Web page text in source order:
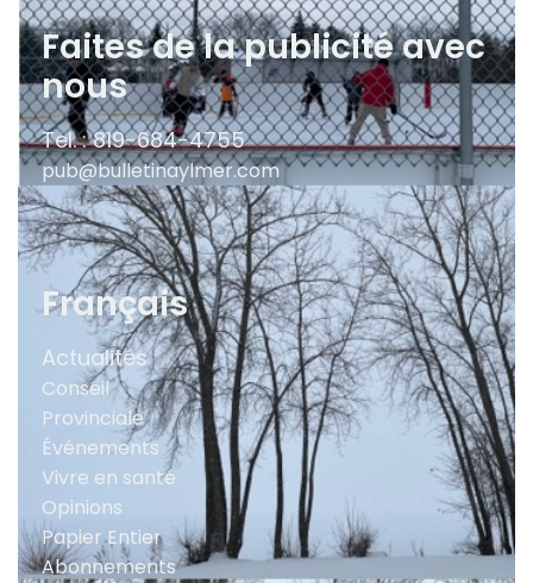
Faites de la publicité avec
nous
Tel. : 819-684-4755
pub@bulletinaylmer.com
Français
Actualités
Conseil
Provinciale
Événements
Vivre en santé
Opinions
Papier Entier
Abonnements